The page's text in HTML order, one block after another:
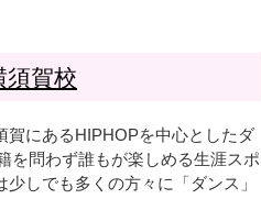
須賀校
にあるHIPHOPを中心としたダ
を問わず誰もが楽しめる生涯スポ
しでも多くの方々に「ダンス」